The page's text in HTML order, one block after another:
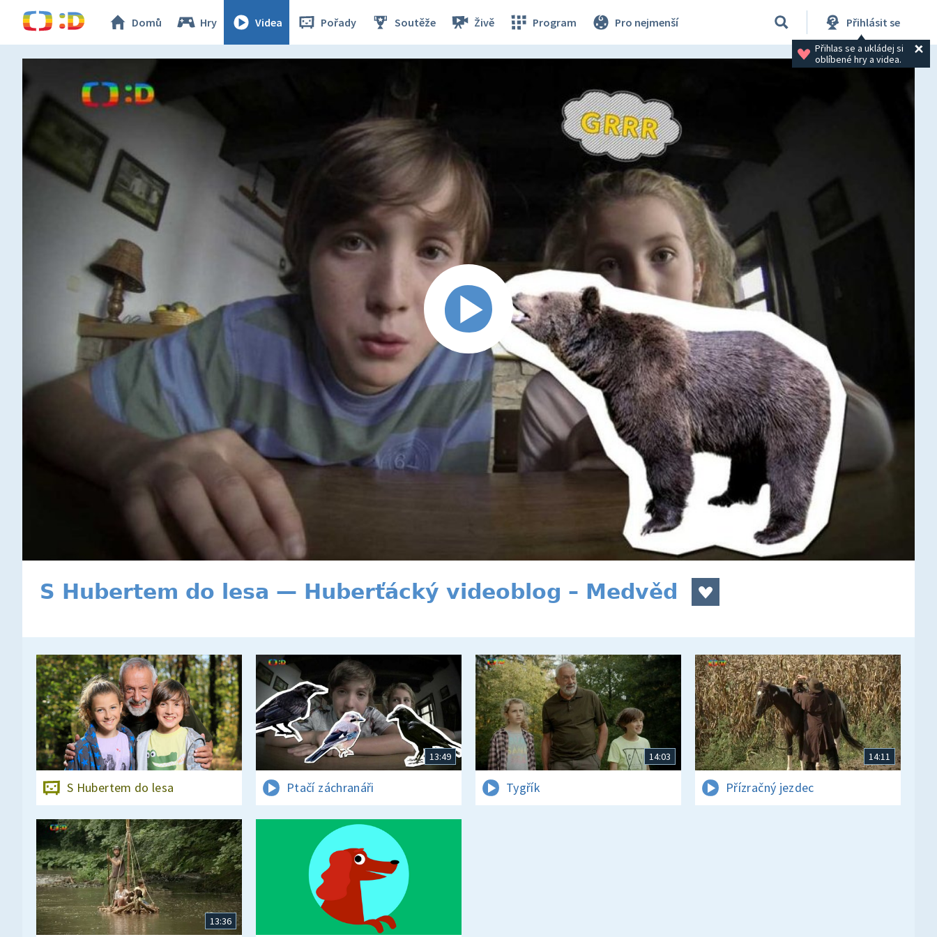
Domů Hry Videa Pořady Soutěže Živě Program Pro nejmenší Přihlásit se
Přihlas se a ukládej si
oblíbené hry a videa.
S Hubertem do lesa — Huberťácký videoblog – Medvěd
S Hubertem do lesa
13:49
Ptačí záchranáři
14:03
Tygřík
14:11
Přízračný jezdec
13:36